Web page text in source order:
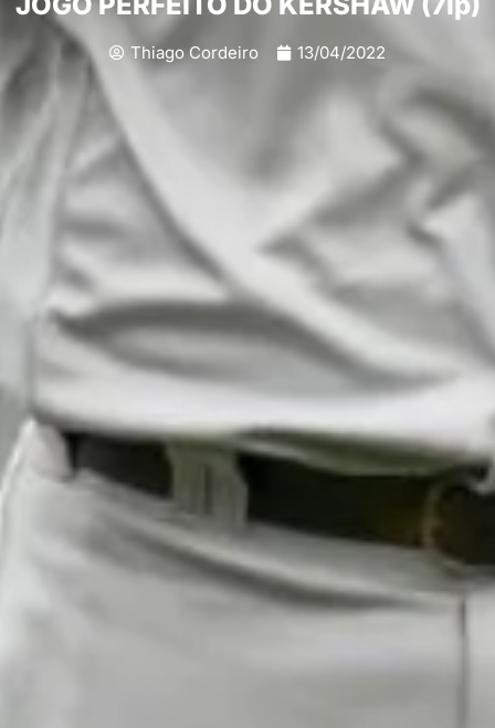
Thiago Cordeiro 13/04/2022